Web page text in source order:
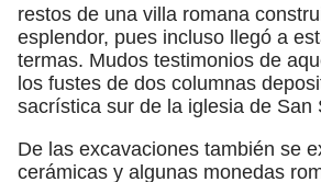
restos de una villa romana
esplendor, pues incluso llegó a
termas. Mudos testimonios de
los fustes de dos columnas
sacrística sur de la iglesia de San
De las excavaciones también se
cerámicas y algunas monedas